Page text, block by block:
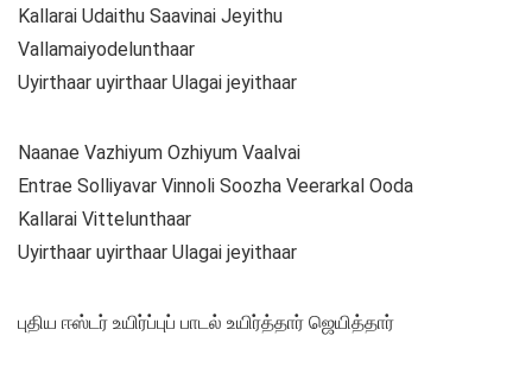
Kallarai Udaithu Saavinai Jeyithu
Vallamaiyodelunthaar
Uyirthaar uyirthaar Ulagai jeyithaar
Naanae Vazhiyum Ozhiyum Vaalvai
Entrae Solliyavar Vinnoli Soozha Veerarkal Ooda
Kallarai Vittelunthaar
Uyirthaar uyirthaar Ulagai jeyithaar
புதிய ஈஸ்டர் உயிர்ப்புப் பாடல் உயிர்த்தார் ஜெயித்தார்